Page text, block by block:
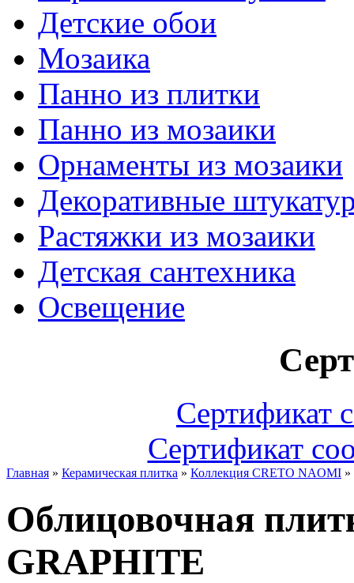
Детские обои
Мозаика
Панно из плитки
Панно из мозаики
Орнаменты из мозаики
Декоративные
Растяжки из мозаики
Детская сантехника
Освещение
Сертификат
Сертификат
Главная » Керамическая плитка » Коллекция CRETO NAOMI »
Облицовочная
GRAPHITE